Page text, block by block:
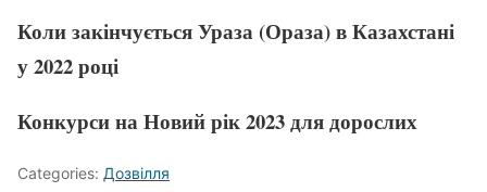
Коли закінчується Ураза (Ораза) в Казахстані
у 2022 році
Конкурси на Новий рік 2023 для дорослих
Categories: Дозвілля